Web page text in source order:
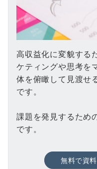
高収益化に変貌する
ケティングや思考を
体を俯瞰して見渡せ
です。
課題を発見するため
です。
無料で資